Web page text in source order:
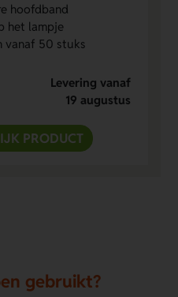
hoofdband
het lampje
vanaf 50 stuks
Levering vanaf
19 augustus
PRODUCT
gebruikt?